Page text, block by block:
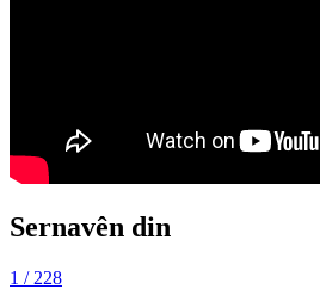
Sernavên din
1 / 228